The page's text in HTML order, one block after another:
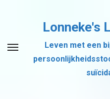
inhoud
Lonneke's
Leven met een